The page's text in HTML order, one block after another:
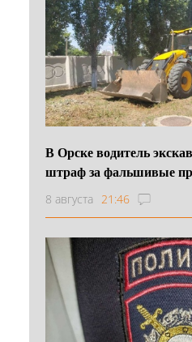
В Орске водитель
штраф за фальшивые
8 августа 21:46